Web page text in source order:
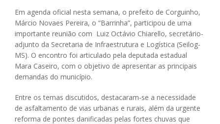
Em agenda oficial nesta semana, o prefeito de Corguinho,
Márcio Novaes Pereira, o “Barrinha”, participou de uma
importante reunião com Luiz Octávio Chiarello, secretário-
adjunto da Secretaria de Infraestrutura e Logística (Seilog-
MS). O encontro foi articulado pela deputada estadual
Mara Caseiro, com o objetivo de apresentar as principais
demandas do município.
Entre os temas discutidos, destacaram-se a necessidade
de asfaltamento de vias urbanas e rurais, além da urgente
reforma de pontes danificadas pelas fortes chuvas que